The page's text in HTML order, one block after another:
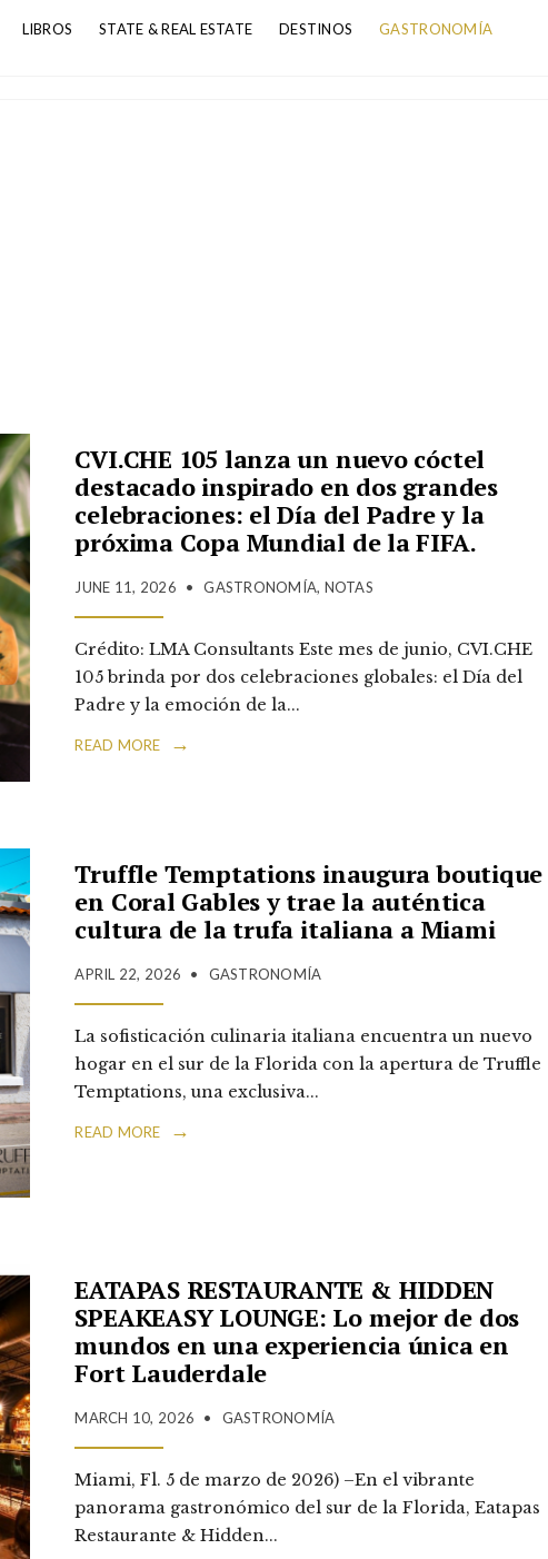
LIBROS STATE & REAL ESTATE DESTINOS GASTRONOMÍA
CVI.CHE 105 lanza un nuevo cóctel
destacado inspirado en dos grandes
celebraciones: el Día del Padre y la
próxima Copa Mundial de la FIFA.
JUNE 11, 2026 • GASTRONOMÍA, NOTAS
Crédito: LMA Consultants Este mes de junio, CVI.CHE
105 brinda por dos celebraciones globales: el Día del
Padre y la emoción de la...
READ MORE →
Truffle Temptations inaugura boutique
en Coral Gables y trae la auténtica
cultura de la trufa italiana a Miami
APRIL 22, 2026 • GASTRONOMÍA
La sofisticación culinaria italiana encuentra un nuevo
hogar en el sur de la Florida con la apertura de Truffle
Temptations, una exclusiva...
READ MORE →
EATAPAS RESTAURANTE & HIDDEN
SPEAKEASY LOUNGE: Lo mejor de dos
mundos en una experiencia única en
Fort Lauderdale
MARCH 10, 2026 • GASTRONOMÍA
Miami, Fl. 5 de marzo de 2026) –En el vibrante
panorama gastronómico del sur de la Florida, Eatapas
Restaurante & Hidden...